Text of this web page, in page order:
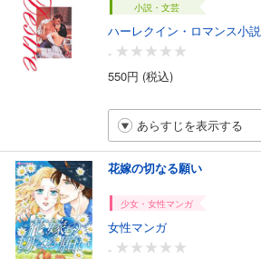
小説・文芸
ハーレクイン・ロマンス小説
-
550円 (税込)
あらすじを表示する
花嫁の切なる願い
少女・女性マンガ
女性マンガ
-